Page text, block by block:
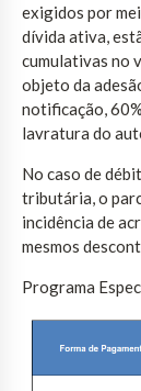
exigidos por
dívida ativa,
cumulativas no
objeto da
notificação,
lavratura do
No caso de
tributária, o
incidência de
mesmos
Programa